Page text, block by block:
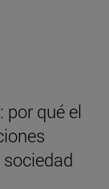
por qué el